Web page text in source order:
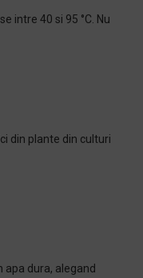
intre 40 si 95 °C. Nu
din plante din culturi
dura, alegand